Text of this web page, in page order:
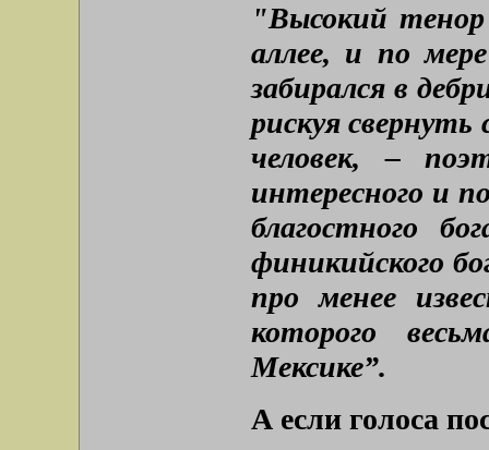
"Высокий тенор
аллее, и по
забирался в
рискуя
человек, –
интересного и
благостного
финикийского
про менее
которого
Мексике”.
А если голоса